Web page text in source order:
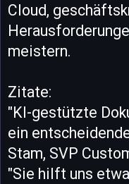
Cloud,
meistern.
Zitate:
"KI-gestützte
ein
Stam, SVP
"Sie hilft uns